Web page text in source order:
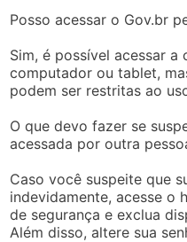
Posso acessar o Gov.br
Sim, é possível acessar a
computador ou tablet,
podem ser restritas ao
O que devo fazer se
acessada por outra
Caso você suspeite que
indevidamente, acesse o
de segurança e exclua
Além disso, altere sua